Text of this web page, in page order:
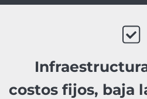
costos fijos, baja